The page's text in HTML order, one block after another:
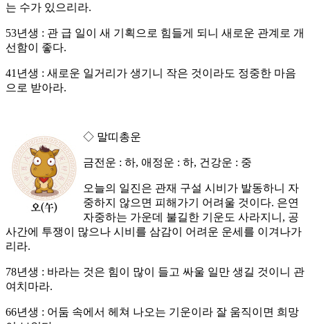
는 수가 있으리라.
53년생 : 관 급 일이 새 기획으로 힘들게 되니 새로운 관계로 개
선함이 좋다.
41년생 : 새로운 일거리가 생기니 작은 것이라도 정중한 마음
으로 받아라.
◇ 말띠총운
금전운 : 하, 애정운 : 하, 건강운 : 중
오늘의 일진은 관재 구설 시비가 발동하니 자
중하지 않으면 피해가기 어려울 것이다. 은연
자중하는 가운데 불길한 기운도 사라지니, 공
사간에 투쟁이 많으나 시비를 삼감이 어려운 운세를 이겨나가
리라.
78년생 : 바라는 것은 힘이 많이 들고 싸울 일만 생길 것이니 관
여치마라.
66년생 : 어둠 속에서 헤쳐 나오는 기운이라 잘 움직이면 희망